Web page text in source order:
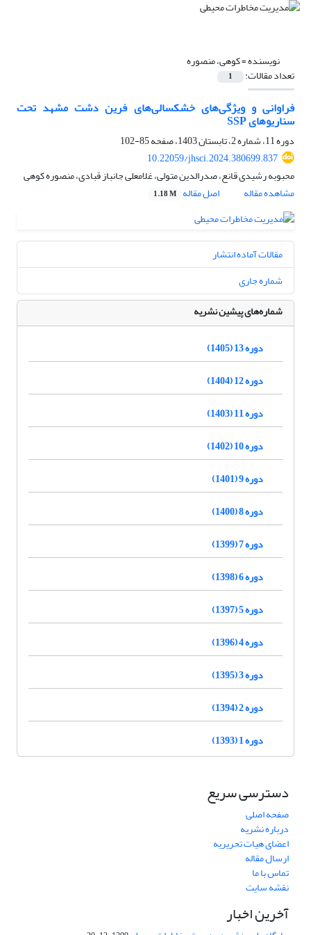
نویسنده =کوهی، منصوره
تعداد مقالات: 1
فراوانی و ویژگی‌های خشکسالی‌های فرین دشت مشهد تحت
سناریوهای SSP
دوره 11، شماره 2، تابستان 1403، صفحه
85-102
10.22059/jhsci.2024.380699.837
محبوبه رشیدی قانع، صدرالدین متولی، غلامعلی جانباز قبادی، منصوره کوهی
مشاهده مقاله
اصل مقاله 1.18 M
مقالات آماده انتشار
شماره جاری
شماره‌های پیشین نشریه
دوره 13 (1405)
دوره 12 (1404)
دوره 11 (1403)
دوره 10 (1402)
دوره 9 (1401)
دوره 8 (1400)
دوره 7 (1399)
دوره 6 (1398)
دوره 5 (1397)
دوره 4 (1396)
دوره 3 (1395)
دوره 2 (1394)
دوره 1 (1393)
دسترسی سریع
صفحه اصلی
درباره نشریه
اعضای هیات تحریریه
ارسال مقاله
تماس با ما
نقشه سایت
آخرین اخبار